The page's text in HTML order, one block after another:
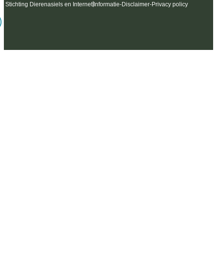
Stichting Dierenasiels en Internet Informatie-Disclaimer-Privacy policy